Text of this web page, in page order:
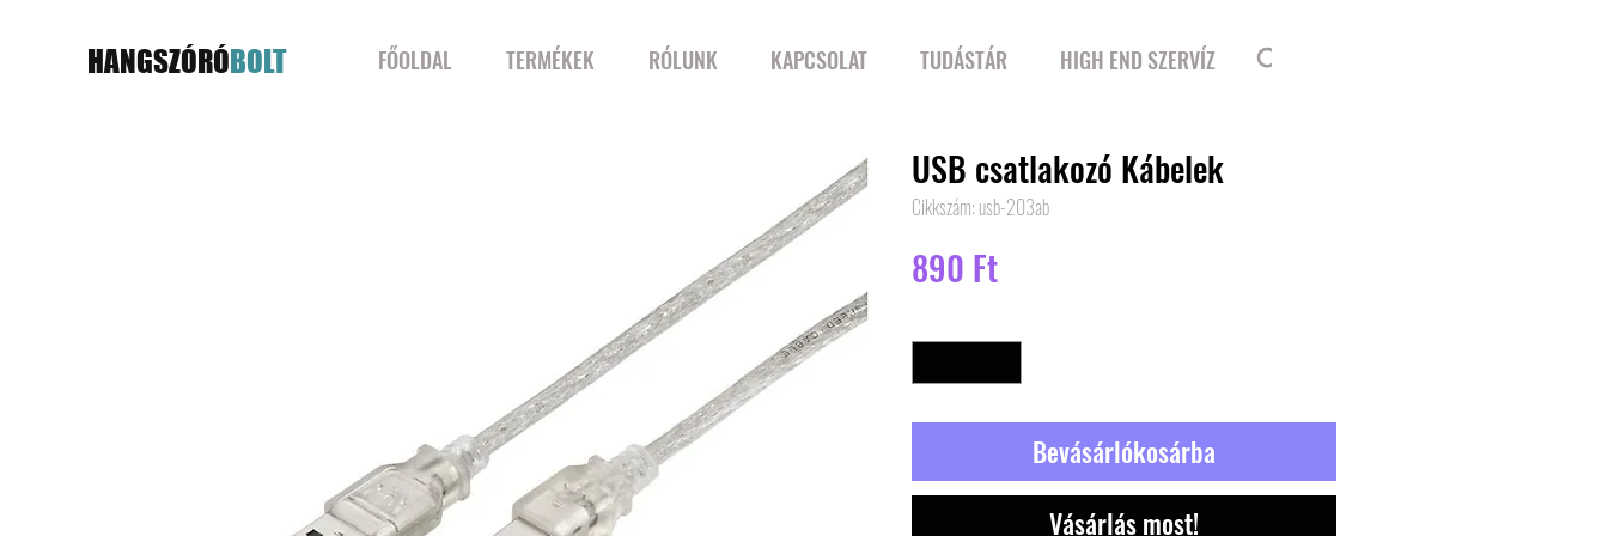
HANGSZÓRÓBOLT FŐOLDAL TERMÉKEK RÓLUNK KAPCSOLAT TUDÁSTÁR HIGH END SZERVÍZ
USB csatlakozó Kábelek
Cikkszám: usb-203ab
890 FtÁr
Bevásárlókosárba
Vásárlás most!